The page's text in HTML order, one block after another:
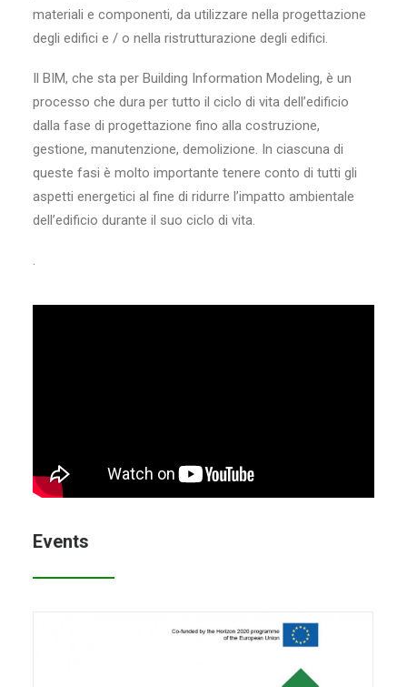
materiali e componenti, da utilizzare nella progettazione
degli edifici e / o nella ristrutturazione degli edifici.
Il BIM, che sta per Building Information Modeling, è un
processo che dura per tutto il ciclo di vita dell’edificio
dalla fase di progettazione fino alla costruzione,
gestione, manutenzione, demolizione. In ciascuna di
queste fasi è molto importante tenere conto di tutti gli
aspetti energetici al fine di ridurre l’impatto ambientale
dell’edificio durante il suo ciclo di vita.
.
Events